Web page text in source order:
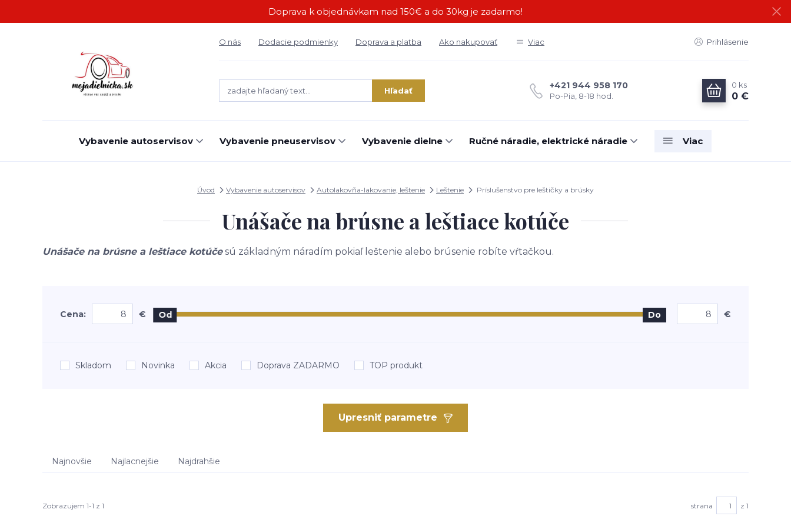
Doprava k objednávkam nad 150€ a do 30kg je zadarmo!
O nás Dodacie podmienky Doprava a platba Ako nakupovať Viac Prihlásenie
Hľadať +421 944 958 170
Po-Pia, 8-18 hod.
0 ks
0 €
Vybavenie autoservisov Vybavenie pneuservisov Vybavenie dielne Ručné náradie, elektrické náradie Viac
Úvod Vybavenie autoservisov Autolakovňa-lakovanie, leštenie Leštenie Príslušenstvo pre leštičky a brúsky
Unášače na brúsne a leštiace kotúče
Unášače na brúsne a leštiace kotúčesú základným náradím pokiaľ leštenie alebo brúsenie robíte vŕtačkou.
Upresniť parametre
Cena: € Od Do €
Skladom Novinka Akcia Doprava ZADARMO TOP produkt
Najnovšie Najlacnejšie Najdrahšie
Zobrazujem 1-1 z 1 strana z 1